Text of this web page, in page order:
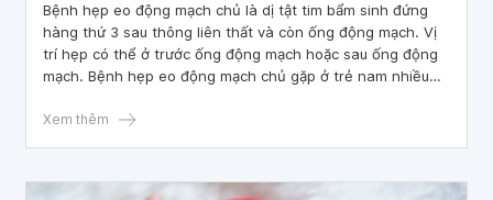
Bệnh hẹp eo động mạch chủ là dị tật tim bẩm sinh đứng
hàng thứ 3 sau thông liên thất và còn ống động mạch. Vị
trí hẹp có thể ở trước ống động mạch hoặc sau ống động
mạch. Bệnh hẹp eo động mạch chủ gặp ở trẻ nam nhiều
phương pháp chẩn đoán và điều trị hẹp eo động mạch
Xem thêm